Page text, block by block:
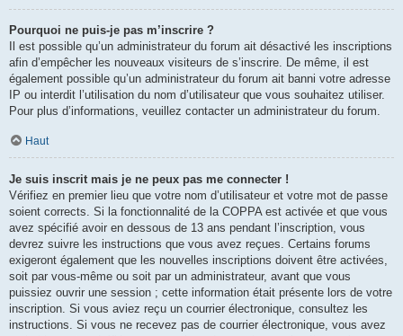
Pourquoi ne puis-je pas m’inscrire ?
Il est possible qu’un administrateur du forum ait désactivé les inscriptions
afin d’empêcher les nouveaux visiteurs de s’inscrire. De même, il est
également possible qu’un administrateur du forum ait banni votre adresse
IP ou interdit l’utilisation du nom d’utilisateur que vous souhaitez utiliser.
Pour plus d’informations, veuillez contacter un administrateur du forum.
Haut
Je suis inscrit mais je ne peux pas me connecter !
Vérifiez en premier lieu que votre nom d’utilisateur et votre mot de passe
soient corrects. Si la fonctionnalité de la COPPA est activée et que vous
avez spécifié avoir en dessous de 13 ans pendant l’inscription, vous
devrez suivre les instructions que vous avez reçues. Certains forums
exigeront également que les nouvelles inscriptions doivent être activées,
soit par vous-même ou soit par un administrateur, avant que vous
puissiez ouvrir une session ; cette information était présente lors de votre
inscription. Si vous aviez reçu un courrier électronique, consultez les
instructions. Si vous ne recevez pas de courrier électronique, vous avez